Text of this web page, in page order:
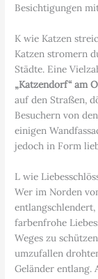
Besichtigungen
K wie Katzen
Katzen stromern
Städte. Eine
„Katzendorf“ am
auf den Straßen,
Besuchern von
einigen
jedoch in Form
L wie
Wer im Norden
farbenfrohe
Weges zu
umzufallen
Geländer entlang.